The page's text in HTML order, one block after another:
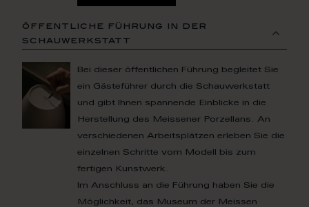
öffentliche führung in der
schauwerkstatt
Bei dieser öffentlichen Führung begleitet Sie
ein Gästeführer durch die Schauwerkstatt
und gibt Ihnen spannende Einblicke in die
Herstellung des Meissener Porzellans. An
verschiedenen Arbeitsplätzen erleben Sie die
einzelnen Schritte vom Modell bis zum
fertigen Kunstwerk.
Im Anschluss an die Führung haben Sie die
Möglichkeit, das Museum der Meissen